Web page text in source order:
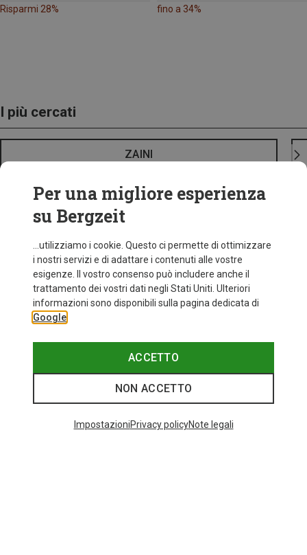
Risparmi 28% fino a 34%
I più cercati
ZAINI
Per una migliore esperienza
su Bergzeit
...utilizziamo i cookie. Questo ci permette di ottimizzare
i nostri servizi e di adattare i contenuti alle vostre
esigenze. Il vostro consenso può includere anche il
trattamento dei vostri dati negli Stati Uniti. Ulteriori
informazioni sono disponibili sulla pagina dedicata di
Google
ACCETTO
NON ACCETTO
ImpostazioniPrivacy policyNote legali